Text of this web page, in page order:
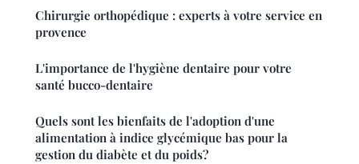
Chirurgie orthopédique : experts à votre service en
provence
L'importance de l'hygiène dentaire pour votre
santé bucco-dentaire
Quels sont les bienfaits de l'adoption d'une
alimentation à indice glycémique bas pour la
gestion du diabète et du poids?